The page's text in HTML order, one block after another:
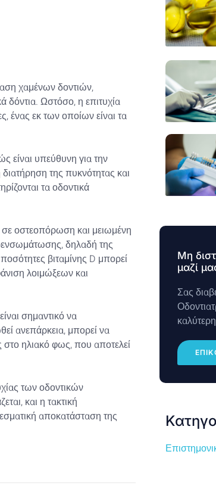
χαμένων δοντιών,
δόντια. Ωστόσο, η επιτυχία
ένας εκ των οποίων είναι τα
είναι υπεύθυνη για την
της πυκνότητας και
τα οδοντικά
σε οστεοπόρωση και μειωμένη
δηλαδή της
βιταμίνης D μπορεί
λοιμώξεων και
σημαντικό να
ανεπάρκεια, μπορεί να
ηλιακό φως, που αποτελεί
των οδοντικών
και η τακτική
αποκατάσταση της
Μη
μαζί
Σας